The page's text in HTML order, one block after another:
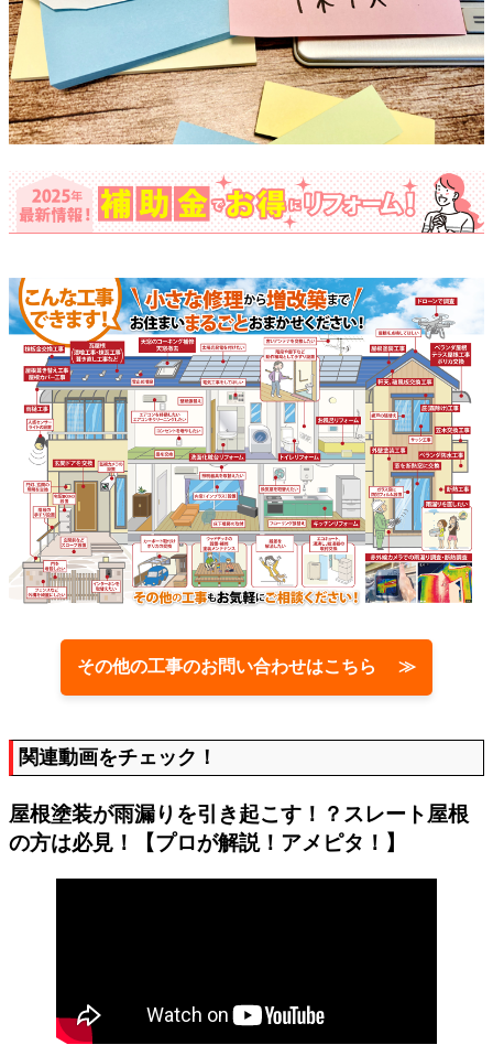
その他の工事のお問い合わせはこちら ≫
関連動画をチェック！
屋根塗装が雨漏りを引き起こす！？スレート屋根
の方は必見！【プロが解説！アメピタ！】